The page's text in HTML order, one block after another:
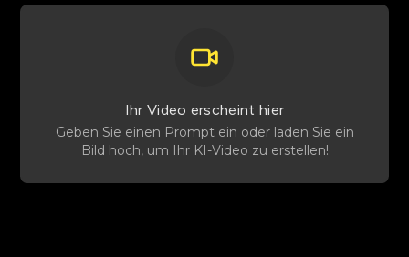
Ihr Video erscheint hier
Geben Sie einen Prompt ein oder laden Sie ein
Bild hoch, um Ihr KI-Video zu erstellen!